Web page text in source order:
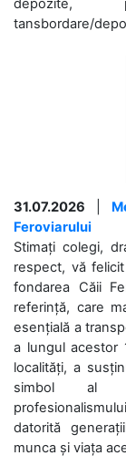
depozite,
tansbordare/
31.07.2026
Feroviarului
Stimați colegi,
respect, vă
fondarea Căii
referință, care
esențială a
a lungul acestor
localități, a
simbol al
datorită
munca și viața